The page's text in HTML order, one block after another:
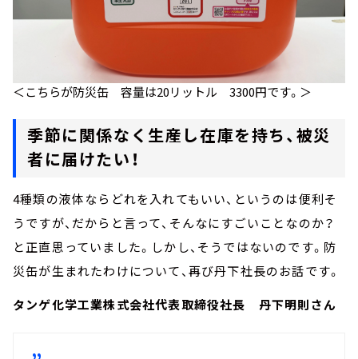
＜こちらが防災缶 容量は20リットル 3300円です。＞
季節に関係なく生産し在庫を持ち、被災
者に届けたい！
4種類の液体ならどれを入れてもいい、というのは便利そ
うですが、だからと言って、そんなにすごいことなのか？
と正直思っていました。しかし、そうではないのです。防
災缶が生まれたわけについて、再び丹下社長のお話です。
タンゲ化学工業株式会社代表取締役社長 丹下明則さん